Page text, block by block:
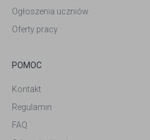
Ogłoszenia uczniów
Oferty pracy
POMOC
Kontakt
Regulamin
FAQ